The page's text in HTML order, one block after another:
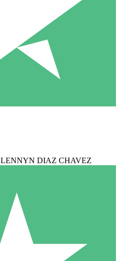
LENNYN DIAZ CHAVEZ